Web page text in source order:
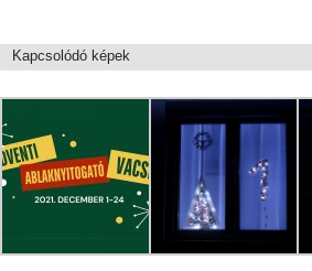
Kapcsolódó képek